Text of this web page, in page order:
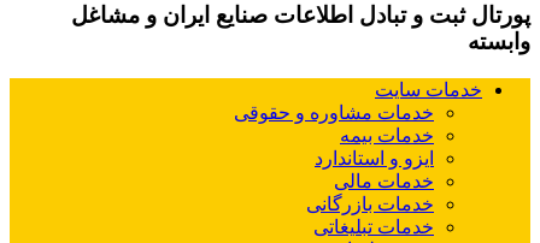
پورتال ثبت و تبادل اطلاعات صنایع ایران و مشاغل
وابسته
خدمات سایت
خدمات مشاوره و حقوقی
خدمات بیمه
ایزو و استاندارد
خدمات مالی
خدمات بازرگانی
خدمات تبلیغاتی